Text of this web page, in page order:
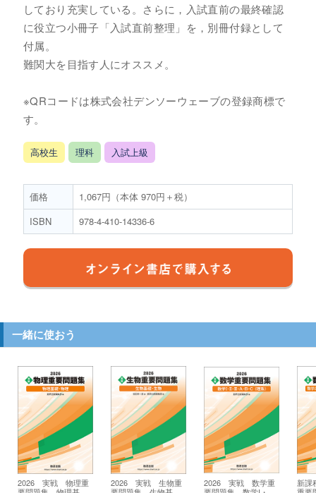
しており充実している。さらに，入試直前の最終確認
に役立つ小冊子「入試直前整理」を，別冊付録として
付属。
難関大を目指す人にオススメ。
※QRコードは株式会社デンソーウェーブの登録商標で
す。
高校生 理科 入試上級
価格
1,067円（本体 970円＋税）
ISBN
978-4-410-14336-6
一緒に使おう
2026 実戦 物理重
2026 実戦 生物重
2026 実戦 数学重
新